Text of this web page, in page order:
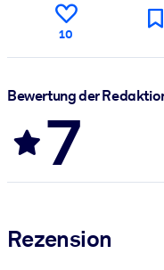
10
Bewertung der
7
Rezension